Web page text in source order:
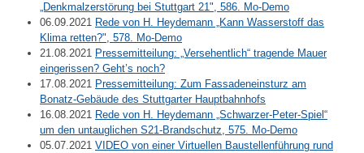
„Denkmalzerstörung bei Stuttgart 21", 586. Mo-Demo
06.09.2021 Rede von H. Heydemann „Kann Wasserstoff das
Klima retten?", 578. Mo-Demo
21.08.2021 Pressemitteilung: „Versehentlich“ tragende Mauer
eingerissen? Geht’s noch?
17.08.2021 Pressemitteilung: Zum Fassadeneinsturz am
Bonatz-Gebäude des Stuttgarter Hauptbahnhofs
16.08.2021 Rede von H. Heydemann „Schwarzer-Peter-Spiel“
um den untauglichen S21-Brandschutz, 575. Mo-Demo
05.07.2021 VIDEO von einer Virtuellen Baustellenführung rund